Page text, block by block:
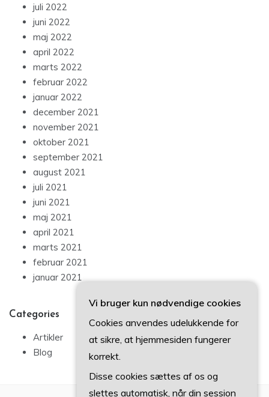
juli 2022
juni 2022
maj 2022
april 2022
marts 2022
februar 2022
januar 2022
december 2021
november 2021
oktober 2021
september 2021
august 2021
juli 2021
juni 2021
maj 2021
april 2021
marts 2021
februar 2021
januar 2021
Categories
Artikler
Blog
Vi bruger kun nødvendige cookies
Cookies anvendes udelukkende for
at sikre, at hjemmesiden fungerer
korrekt.
Disse cookies sættes af os og
slettes automatisk, når din session